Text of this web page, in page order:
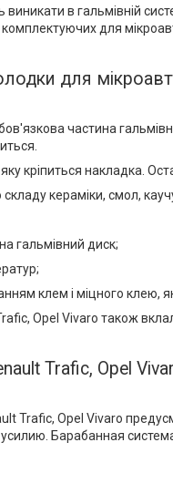
виникати в гальмівній
для
для
частина
кріпиться накладка.
кераміки, смол,
гальмівний диск;
клем і міцного клею,
Opel Vivaro також
Trafic, Opel
Trafic, Opel Vivaro
Барабанная